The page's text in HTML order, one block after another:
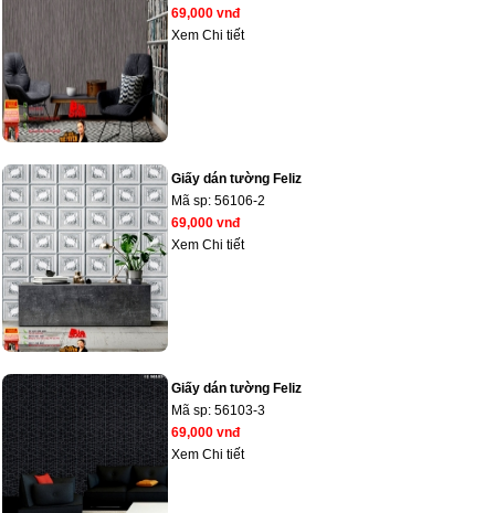
69,000 vnđ
Xem Chi tiết
Giấy dán tường Feliz
Mã sp: 56106-2
69,000 vnđ
Xem Chi tiết
Giấy dán tường Feliz
Mã sp: 56103-3
69,000 vnđ
Xem Chi tiết